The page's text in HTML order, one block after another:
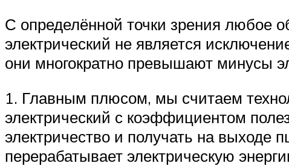
С определённой точки зрения любое
электрический не является
они многократно превышают минусы
1. Главным плюсом, мы считаем
электрический с коэффициентом
электричество и получать на
перерабатывает электрическую